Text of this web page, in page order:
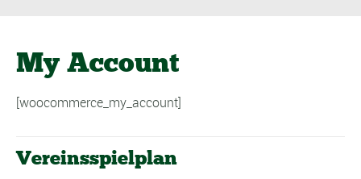
My Account
[woocommerce_my_account]
Vereinsspielplan